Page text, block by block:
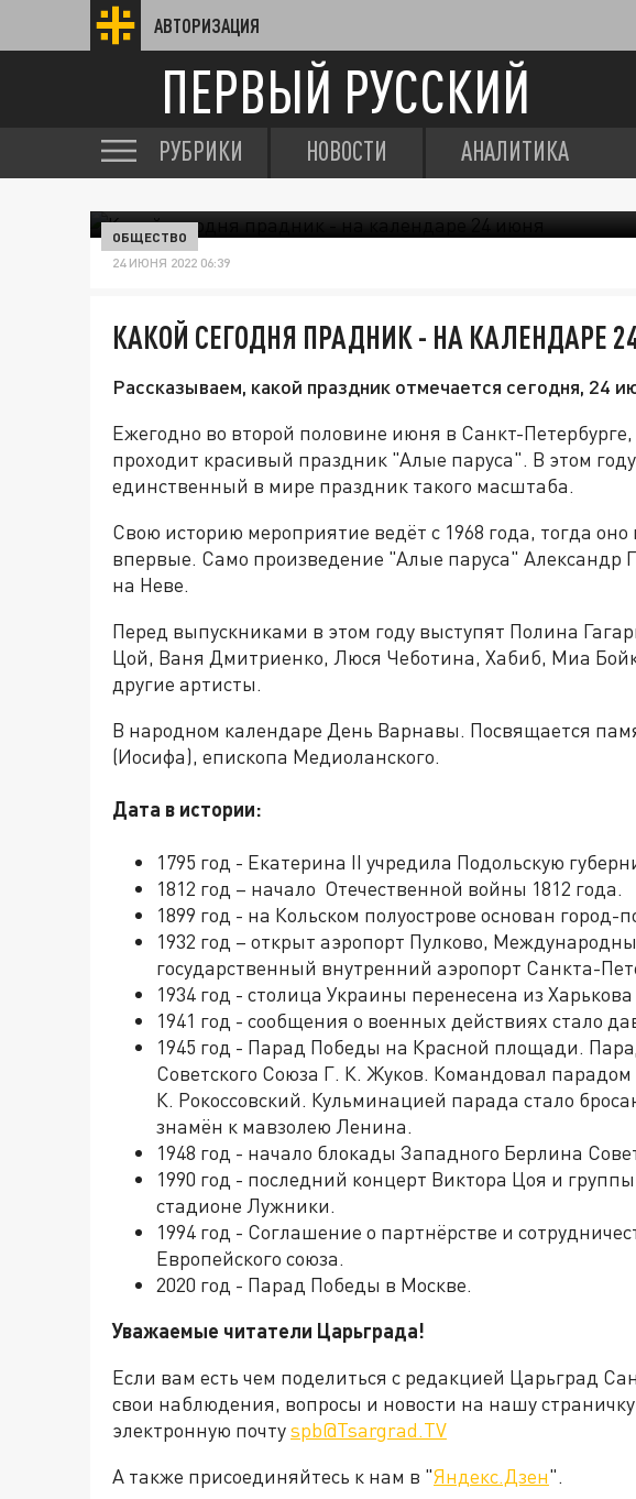
АВТОРИЗАЦИЯ
ПЕРВЫЙ РУССКИЙ
РУБРИКИ НОВОСТИ АНАЛИТИКА
ОБЩЕСТВО
24 ИЮНЯ 2022 06:39
КАКОЙ СЕГОДНЯ ПРАДНИК - НА КАЛЕНДАРЕ
Рассказываем, какой праздник отмечается сегодня, 24
Ежегодно во второй половине июня в Санкт-
проходит красивый праздник "Алые паруса". В этом
единственный в мире праздник такого масштаба.
Свою историю мероприятие ведёт с 1968 года, тогда
впервые. Само произведение "Алые паруса" Александр
на Неве.
Перед выпускниками в этом году выступят Полина
Цой, Ваня Дмитриенко, Люся Чеботина, Хабиб, Миа
другие артисты.
В народном календаре День Варнавы. Посвящается
(Иосифа), епископа Медиоланского.
Дата в истории:
1795 год - Екатерина II учредила Подольскую
1812 год – начало Отечественной войны 1812 года.
1899 год - на Кольском полуострове основан город-
1932 год – открыт аэропорт Пулково,
государственный внутренний аэропорт Санкта-
1934 год - столица Украины перенесена из
1941 год - сообщения о военных действиях стало
1945 год - Парад Победы на Красной площади.
Советского Союза Г. К. Жуков. Командовал
К. Рокоссовский. Кульминацией парада стало
знамён к мавзолею Ленина.
1948 год - начало блокады Западного Берлина
1990 год - последний концерт Виктора Цоя и
стадионе Лужники.
1994 год - Соглашение о партнёрстве и
Европейского союза.
2020 год - Парад Победы в Москве.
Уважаемые читатели Царьграда!
Если вам есть чем поделиться с редакцией Царьград
свои наблюдения, вопросы и новости на нашу
электронную почтуspb@Tsargrad.TV
А также присоединяйтесь к нам в "Яндекс.Дзен".